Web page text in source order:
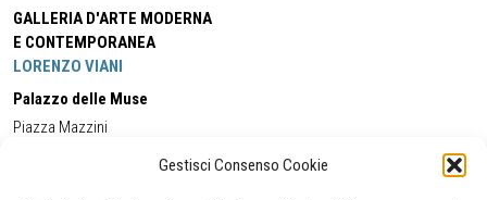
Gestisci Consenso Cookie
GALLERIA D'ARTE MODERNA
E CONTEMPORANEA
LORENZO VIANI
Palazzo delle Muse
Piazza Mazzini
Cell:+39 338 5714978 (orario apertura Galleria)